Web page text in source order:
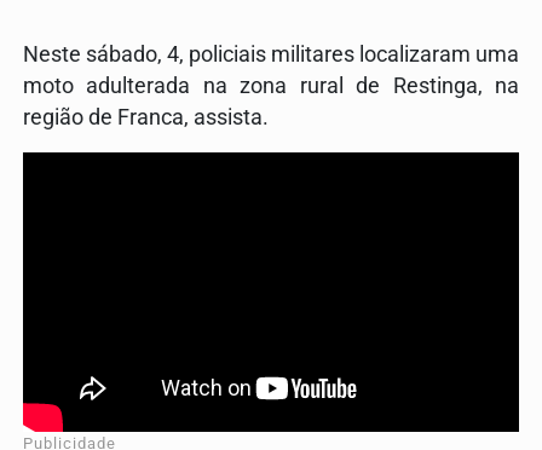
Neste sábado, 4, policiais militares localizaram uma
moto adulterada na zona rural de Restinga, na
região de Franca, assista.
Publicidade